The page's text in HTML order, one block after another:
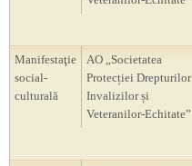
Manifestaţie
social-
culturală
AO „Societatea
Protecției Drepturilor
Invalizilor și
Veteranilor-Echitate”